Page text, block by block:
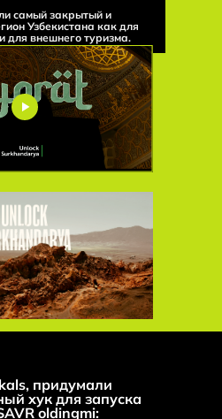
самый закрытый и
Узбекистана как для
для внешнего туризма.
придумали
хук для запуска
oldingmi: